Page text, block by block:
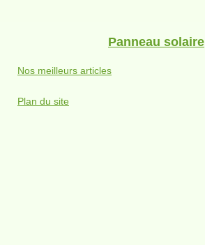
Panneau solaire
Nos meilleurs articles
Plan du site